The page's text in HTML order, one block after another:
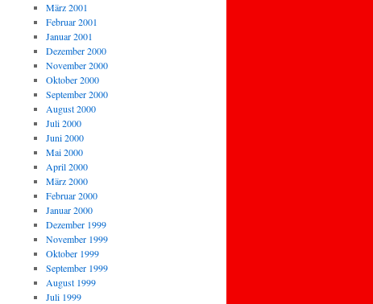
März 2001
Februar 2001
Januar 2001
Dezember 2000
November 2000
Oktober 2000
September 2000
August 2000
Juli 2000
Juni 2000
Mai 2000
April 2000
März 2000
Februar 2000
Januar 2000
Dezember 1999
November 1999
Oktober 1999
September 1999
August 1999
Juli 1999